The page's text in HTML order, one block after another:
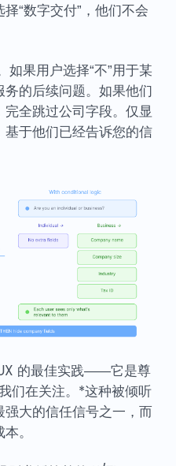
“数字交付”，他们不会
如果用户选择“不”用于某
的后续问题。如果他们
全跳过公司字段。仅显
于他们已经告诉您的信
的最佳实践——它是尊
们在关注。*这种被倾听
大的信任信号之一，而
。